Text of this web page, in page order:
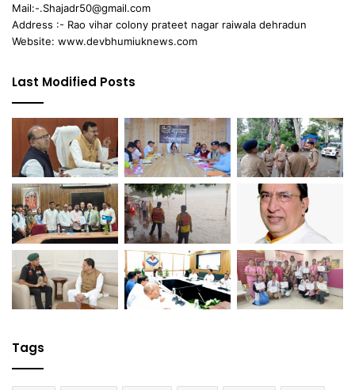
Mail:-.Shajadr50@gmail.com
Address :- Rao vihar colony prateet nagar raiwala dehradun
Website: www.devbhumiuknews.com
Last Modified Posts
Tags